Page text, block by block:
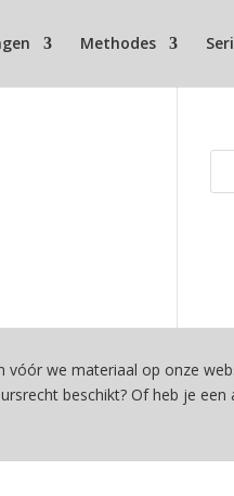
Methodes
we materiaal op onze
beschikt? Of heb je een